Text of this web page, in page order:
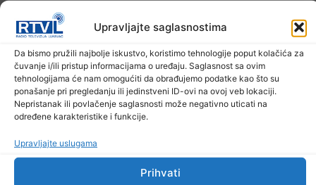
Upravljajte saglasnostima
Da bismo pružili najbolje iskustvo, koristimo tehnologije poput kolačića za
čuvanje i/ili pristup informacijama o uređaju. Saglasnost sa ovim
tehnologijama će nam omogućiti da obrađujemo podatke kao što su
ponašanje pri pregledanju ili jedinstveni ID-ovi na ovoj veb lokaciji.
Nepristanak ili povlačenje saglasnosti može negativno uticati na
određene karakteristike i funkcije.
Upravljajte uslugama
Prihvati
Ekstremne ljetne temperature teško pogađaju i
životinje
6. Augusta 2026.